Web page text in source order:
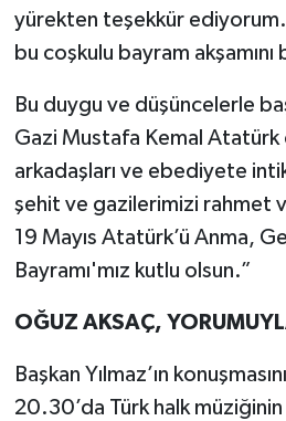
yürekten teşekkür ediyorum.
bu coşkulu bayram
Bu duygu ve düşüncelerle
Gazi Mustafa Kemal Atatürk
arkadaşları ve ebediyete
şehit ve gazilerimizi rahmet
19 Mayıs Atatürk’ü Anma,
Bayramı'mız kutlu olsun.”
OĞUZ AKSAÇ,
Başkan Yılmaz’ın
20.30’da Türk halk